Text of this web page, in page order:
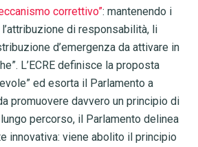
correttivo”: mantenendo i
di responsabilità, li
d’emergenza da attivare in
L’ECRE definisce la proposta
ed esorta il Parlamento a
promuovere davvero un principio di
percorso, il Parlamento delinea
innovativa: viene abolito il principio